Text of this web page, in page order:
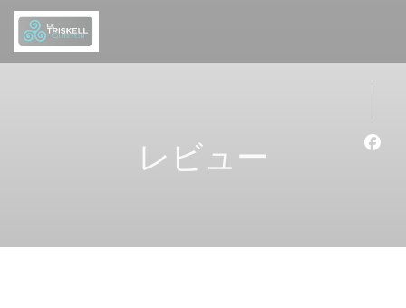
クッキー利用の管理について
レビュー